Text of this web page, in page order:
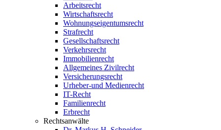
Arbeitsrecht
Wirtschaftsrecht
Wohnungseigentumsrecht
Strafrecht
Gesellschaftsrecht
Verkehrsrecht
Immobilienrecht
Allgemeines Zivilrecht
Versicherungsrecht
Urheber-und Medienrecht
IT-Recht
Familienrecht
Erbrecht
Rechtsanwälte